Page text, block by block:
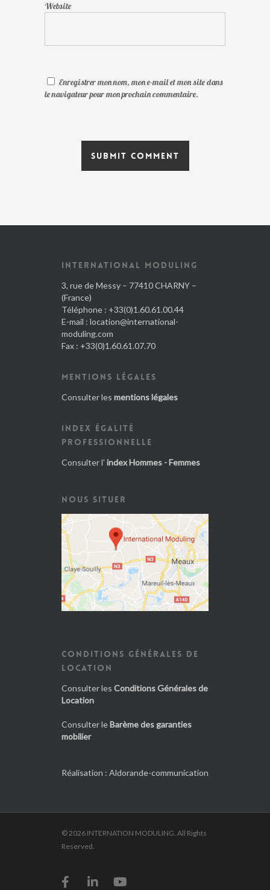
Website
Enregistrer mon nom, mon e-mail et mon site dans
le navigateur pour mon prochain commentaire.
INTERNATIONAL MODULING
3, rue de Messy – 77410 CHARNY –
(France)
Téléphone : +33(0)1.60.61.00.44
E-mail : location@international-
moduling.com
Fax : +33(0)1.60.61.07.70
MENTIONS LÉGALES
Consulter les mentions légales
INDEX ÉGALITÉ
PROFESSIONNELLE
Consulter l' index Hommes - Femmes
NOUS SITUER
CONDITIONS GÉNÉRALES DE
LOCATION
Consulter les Conditions Générales de
Location
Consulter le Barème des garanties
mobilier
Réalisation : Aldorande-communication
© 2026 INTERNATION MODULING. All Rights
Reserved.